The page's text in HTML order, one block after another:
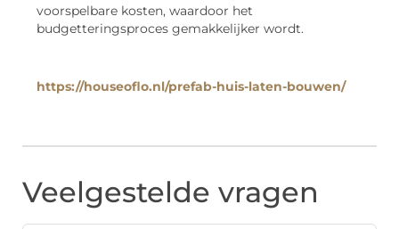
voorspelbare kosten, waardoor het
budgetteringsproces gemakkelijker wordt.
https://houseoflo.nl/prefab-huis-laten-bouwen/
Veelgestelde vragen